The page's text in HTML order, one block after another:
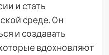
и стать
среде. Он
и создавать
вдохновляют